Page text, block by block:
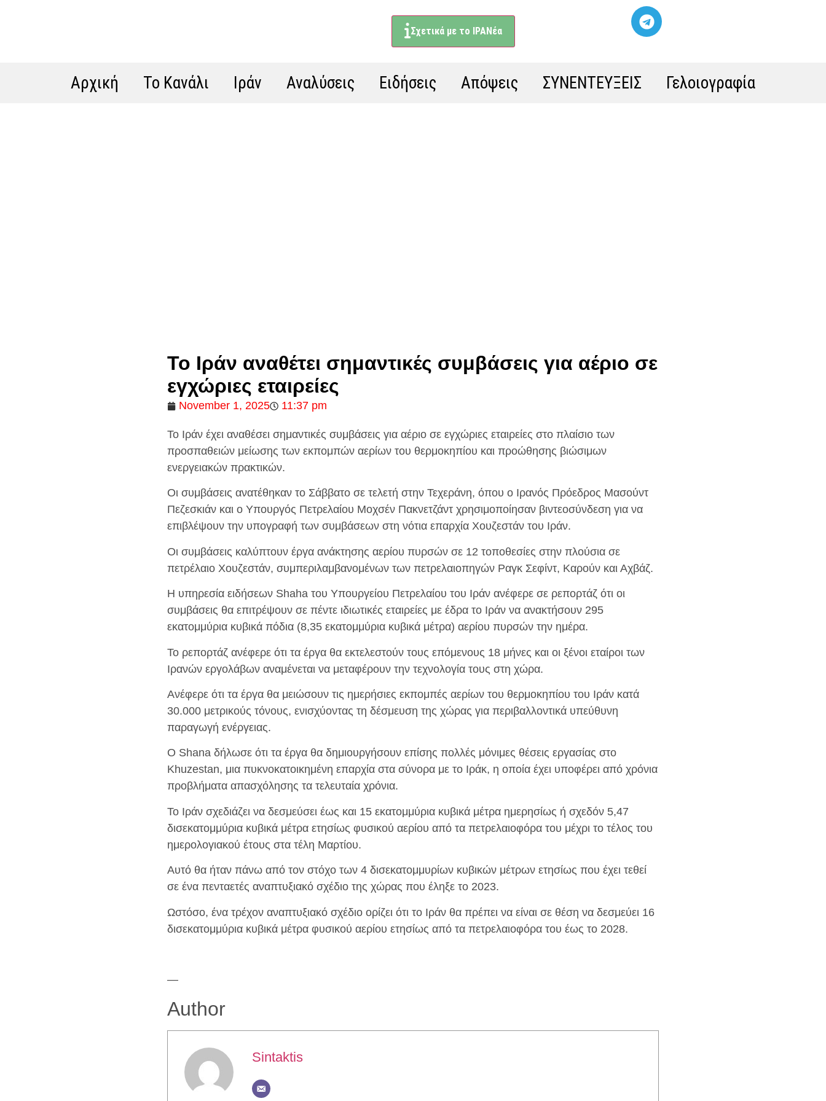
Σχετικά με το ΙΡΑΝέα
Αρχική Το Κανάλι Ιράν Αναλύσεις Ειδήσεις Απόψεις ΣΥΝΕΝΤΕΥΞΕΙΣ Γελοιογραφία
Το Ιράν αναθέτει σημαντικές συμβάσεις για αέριο σε
εγχώριες εταιρείες
November 1, 2025 11:37 pm
Το Ιράν έχει αναθέσει σημαντικές συμβάσεις για αέριο σε εγχώριες εταιρείες στο πλαίσιο των
προσπαθειών μείωσης των εκπομπών αερίων του θερμοκηπίου και προώθησης βιώσιμων
ενεργειακών πρακτικών.
Οι συμβάσεις ανατέθηκαν το Σάββατο σε τελετή στην Τεχεράνη, όπου ο Ιρανός Πρόεδρος Μασούντ
Πεζεσκιάν και ο Υπουργός Πετρελαίου Μοχσέν Πακνετζάντ χρησιμοποίησαν βιντεοσύνδεση για να
επιβλέψουν την υπογραφή των συμβάσεων στη νότια επαρχία Χουζεστάν του Ιράν.
Οι συμβάσεις καλύπτουν έργα ανάκτησης αερίου πυρσών σε 12 τοποθεσίες στην πλούσια σε
πετρέλαιο Χουζεστάν, συμπεριλαμβανομένων των πετρελαιοπηγών Ραγκ Σεφίντ, Καρούν και Αχβάζ.
Η υπηρεσία ειδήσεων Shaha του Υπουργείου Πετρελαίου του Ιράν ανέφερε σε ρεπορτάζ ότι οι
συμβάσεις θα επιτρέψουν σε πέντε ιδιωτικές εταιρείες με έδρα το Ιράν να ανακτήσουν 295
εκατομμύρια κυβικά πόδια (8,35 εκατομμύρια κυβικά μέτρα) αερίου πυρσών την ημέρα.
Το ρεπορτάζ ανέφερε ότι τα έργα θα εκτελεστούν τους επόμενους 18 μήνες και οι ξένοι εταίροι των
Ιρανών εργολάβων αναμένεται να μεταφέρουν την τεχνολογία τους στη χώρα.
Ανέφερε ότι τα έργα θα μειώσουν τις ημερήσιες εκπομπές αερίων του θερμοκηπίου του Ιράν κατά
30.000 μετρικούς τόνους, ενισχύοντας τη δέσμευση της χώρας για περιβαλλοντικά υπεύθυνη
παραγωγή ενέργειας.
Ο Shana δήλωσε ότι τα έργα θα δημιουργήσουν επίσης πολλές μόνιμες θέσεις εργασίας στο
Khuzestan, μια πυκνοκατοικημένη επαρχία στα σύνορα με το Ιράκ, η οποία έχει υποφέρει από χρόνια
προβλήματα απασχόλησης τα τελευταία χρόνια.
Το Ιράν σχεδιάζει να δεσμεύσει έως και 15 εκατομμύρια κυβικά μέτρα ημερησίως ή σχεδόν 5,47
δισεκατομμύρια κυβικά μέτρα ετησίως φυσικού αερίου από τα πετρελαιοφόρα του μέχρι το τέλος του
ημερολογιακού έτους στα τέλη Μαρτίου.
Αυτό θα ήταν πάνω από τον στόχο των 4 δισεκατομμυρίων κυβικών μέτρων ετησίως που έχει τεθεί
σε ένα πενταετές αναπτυξιακό σχέδιο της χώρας που έληξε το 2023.
Ωστόσο, ένα τρέχον αναπτυξιακό σχέδιο ορίζει ότι το Ιράν θα πρέπει να είναι σε θέση να δεσμεύει 16
δισεκατομμύρια κυβικά μέτρα φυσικού αερίου ετησίως από τα πετρελαιοφόρα του έως το 2028.
—
Author
Sintaktis